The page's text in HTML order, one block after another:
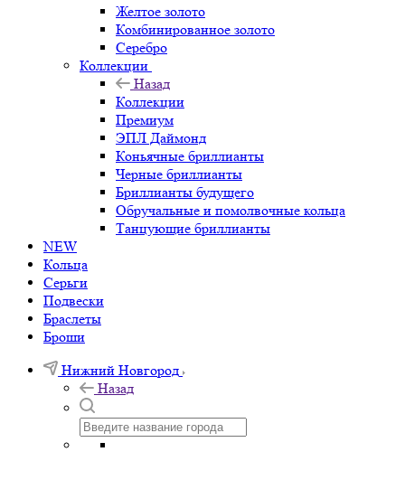
Желтое золото
Комбинированное золото
Серебро
Коллекции
Назад
Коллекции
Премиум
ЭПЛ Даймонд
Коньячные бриллианты
Черные бриллианты
Бриллианты будущего
Обручальные и помолвочные кольца
Танцующие бриллианты
NEW
Кольца
Серьги
Подвески
Браслеты
Броши
Нижний Новгород
Назад